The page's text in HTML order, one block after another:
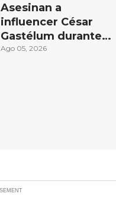
Asesinan a
influencer César
Gastélum durante
transmisión en vivo
Ago 05, 2026